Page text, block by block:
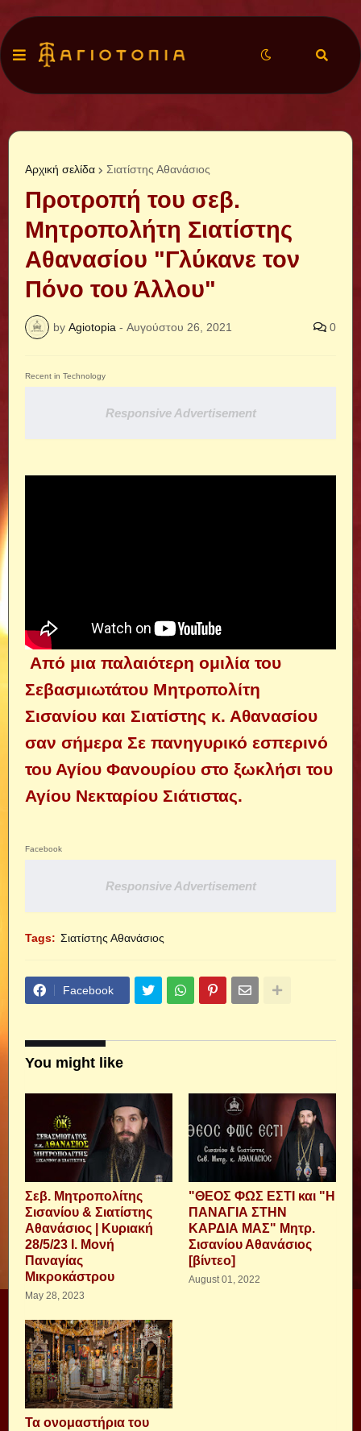
Αρχική σελίδα Σιατίστης Αθανάσιος
Προτροπή του σεβ.
Μητροπολήτη Σιατίστης
Αθανασίου "Γλύκανε τον
Πόνο του Άλλου"
by Agiotopia - Αυγούστου 26, 2021 0
Recent in Technology
Responsive Advertisement
Από μια παλαιότερη ομιλία του
Σεβασμιωτάτου Μητροπολίτη
Σισανίου και Σιατίστης κ. Αθανασίου
σαν σήμερα Σε πανηγυρικό εσπερινό
του Αγίου Φανουρίου στο ξωκλήσι του
Αγίου Νεκταρίου Σιάτιστας.
Facebook
Responsive Advertisement
Tags: Σιατίστης Αθανάσιος
Facebook
You might like
Σεβ. Μητροπολίτης
Σισανίου & Σιατίστης
Αθανάσιος | Κυριακή
28/5/23 Ι. Μονή
Παναγίας
Μικροκάστρου
May 28, 2023
"ΘΕΟΣ ΦΩΣ ΕΣΤΙ και "Η
ΠΑΝΑΓΙΑ ΣΤΗΝ
ΚΑΡΔΙΑ ΜΑΣ" Μητρ.
Σισανίου Αθανάσιος
[βίντεο]
August 01, 2022
Τα ονομαστήρια του